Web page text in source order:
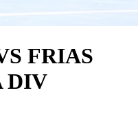
FRIAS
DIV